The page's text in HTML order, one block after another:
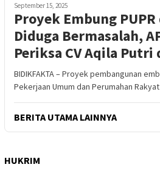
September 15, 2025
Proyek Embung
Diduga Bermasalah,
Periksa CV Aqila Putri
BIDIKFAKTA – Proyek pembangunan
Pekerjaan Umum dan Perumahan
BERITA UTAMA LAINNYA
HUKRIM